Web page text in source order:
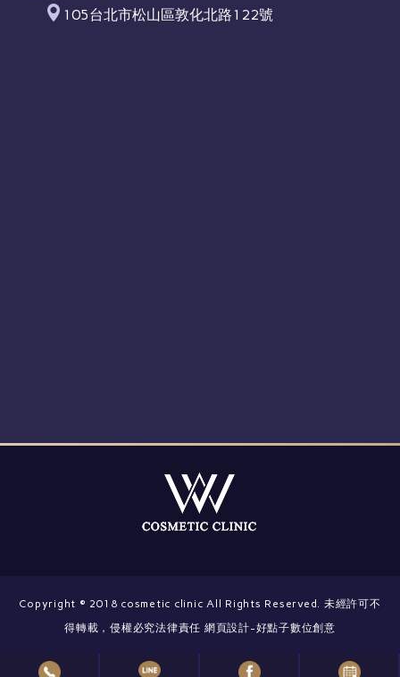
105台北市松山區敦化北路122號
Copyright © 2018 cosmetic clinic All Rights Reserved. 未經許可不
得轉載，侵權必究法律責任 網頁設計-好點子數位創意